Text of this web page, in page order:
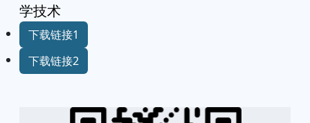
学技术
下载链接1
下载链接2